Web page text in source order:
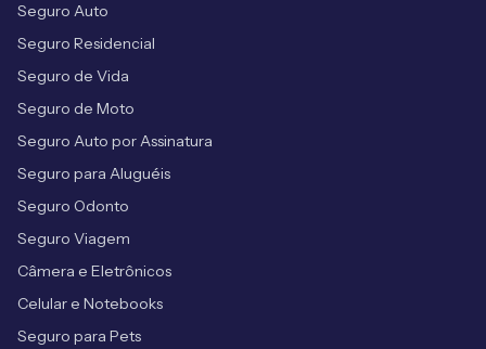
Seguro Auto
Seguro Residencial
Seguro de Vida
Seguro de Moto
Seguro Auto por Assinatura
Seguro para Aluguéis
Seguro Odonto
Seguro Viagem
Câmera e Eletrônicos
Celular e Notebooks
Seguro para Pets